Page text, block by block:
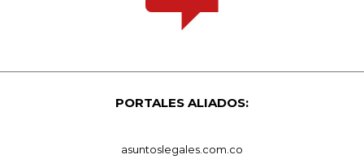
PORTALES ALIADOS:
asuntoslegales.com.co